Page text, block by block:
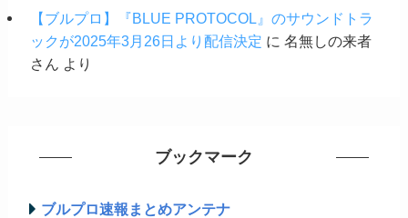
【ブルプロ】『BLUE PROTOCOL』のサウンドトラ
ックが2025年3月26日より配信決定 に 名無しの来者
さん
より
ブックマーク
ブルプロ速報まとめアンテナ